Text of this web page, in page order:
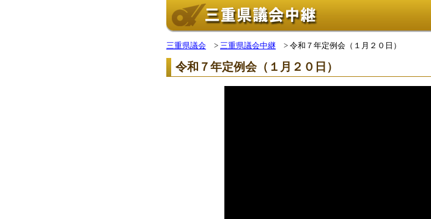
三重県議会 > 三重県議会中継 > 令和７年定例会（１月２０日）
令和７年定例会（１月２０日）